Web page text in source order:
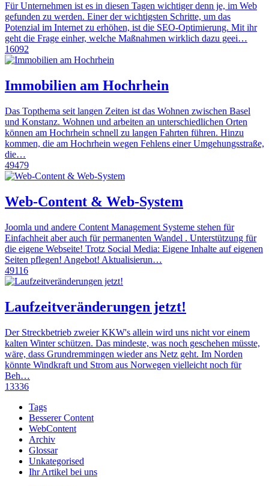
Für Unternehmen ist es in diesen Tagen wichtiger denn je, im Web
gefunden zu werden. Einer der wichtigsten Schritte, um das
Potenzial im Internet zu erhöhen, ist die SEO-Optimierung. Mit ihr
geht die Frage einher, welche Maßnahmen wirklich dazu geei…
16092
Immobilien am Hochrhein
Das Topthema seit langen Zeiten ist das Wohnen zwischen Basel
und Konstanz. Wohnen und arbeiten an unterschiedlichen Orten
können am Hochrhein schnell zu langen Fahrten führen. Hinzu
kommen, die am Hochrhein wegen Fehlens einer Umgehungsstraße,
die…
49479
Web-Content & Web-System
Joomla und andere Content Management Systeme stehen für
Einfachheit aber auch für permanenten Wandel . Unterstützung für
die eigene Webseite! Trotz Social Media: Eigene Inhalte auf eigenen
Seiten pflegen! Angebot! Aktualisierun…
49116
Laufzeitveränderungen jetzt!
Der Streckbetrieb zweier KKW's allein wird uns nicht vor einem
kalten Winter schützen. Das mindeste, was noch geschehen müsste,
wäre, dass Grundremmingen wieder ans Netz geht. Im Norden
könnte Windkraft und Strom aus Norwegen vielleicht noch für
Beh…
13336
Tags
Besserer Content
WebContent
Archiv
Glossar
Unkategorised
Ihr Artikel bei uns